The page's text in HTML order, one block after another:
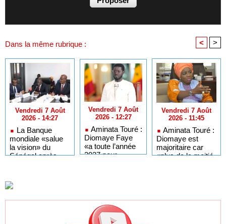
Dans la même rubrique : < >
Vendredi 7 Août
2026 - 14:27
La Banque
mondiale «salue
la vision» du
Sénégal après
l’Agriculture
Vendredi 7 Août
2026 - 12:27
Aminata Touré :
Diomaye Faye
«a toute l’année
2027 pour
Vendredi 7 Août
2026 - 11:45
Aminata Touré :
Diomaye est
majoritaire car
«plus de la moitié